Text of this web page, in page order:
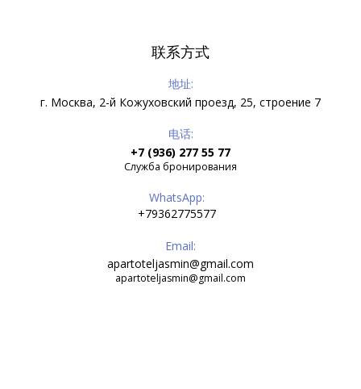
联系方式
地址:
г. Москва, 2-й Кожуховский проезд, 25, строение 7
电话:
+7 (936) 277 55 77
Служба бронирования
WhatsApp:
+79362775577
Email:
apartoteljasmin@gmail.com
apartoteljasmin@gmail.com